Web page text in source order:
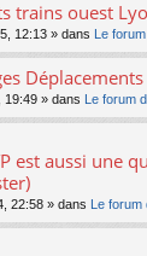
trains ouest
12:13 » dans Le
19:49 » dans Le forum
est aussi une
22:58 » dans Le